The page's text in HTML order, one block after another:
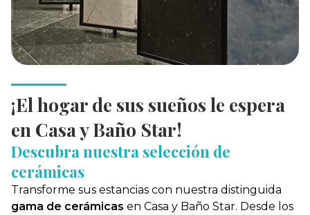
¡El hogar de sus sueños le espera
en Casa y Baño Star!
Descubra nuestra selección de
cerámicas
Transforme sus estancias con nuestra distinguida
gama de cerámicas en Casa y Baño Star. Desde los